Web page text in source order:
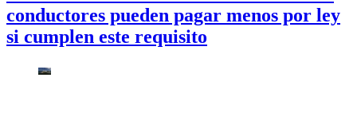
conductores pueden pagar menos por ley
si cumplen este requisito